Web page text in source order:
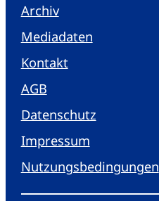
Archiv
Mediadaten
Kontakt
AGB
Datenschutz
Impressum
Nutzungsbedingungen